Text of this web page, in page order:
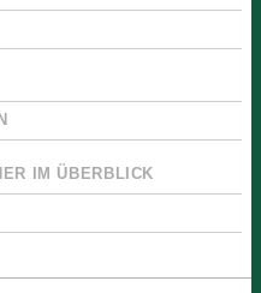
IM ÜBERBLICK